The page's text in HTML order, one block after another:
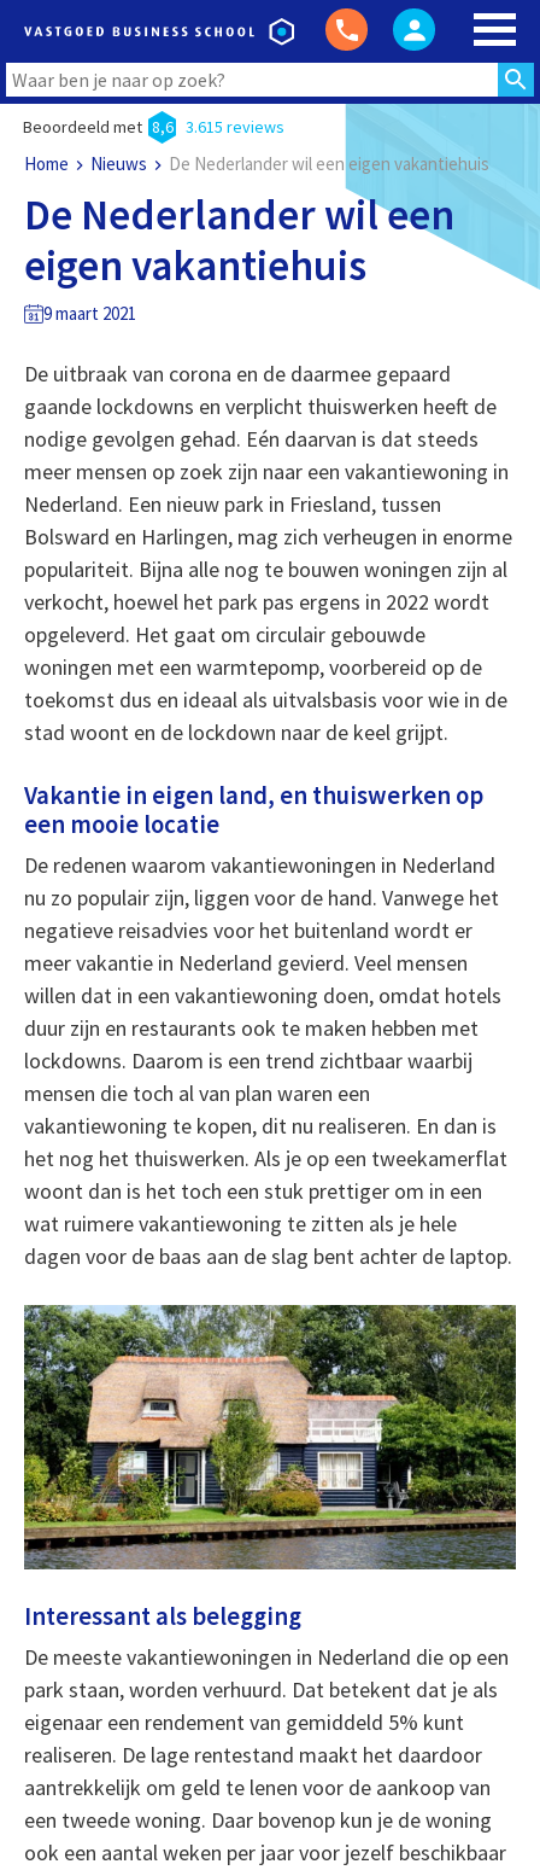
Beoordeeld met 8,6 3.615 reviews
Home Nieuws De Nederlander wil een eigen vakantiehuis
De Nederlander wil een
eigen vakantiehuis
9 maart 2021
De uitbraak van corona en de daarmee gepaard
gaande lockdowns en verplicht thuiswerken heeft de
nodige gevolgen gehad. Eén daarvan is dat steeds
meer mensen op zoek zijn naar een vakantiewoning in
Nederland. Een nieuw park in Friesland, tussen
Bolsward en Harlingen, mag zich verheugen in enorme
populariteit. Bijna alle nog te bouwen woningen zijn al
verkocht, hoewel het park pas ergens in 2022 wordt
opgeleverd. Het gaat om circulair gebouwde
woningen met een warmtepomp, voorbereid op de
toekomst dus en ideaal als uitvalsbasis voor wie in de
stad woont en de lockdown naar de keel grijpt.
Vakantie in eigen land, en thuiswerken op
een mooie locatie
De redenen waarom vakantiewoningen in Nederland
nu zo populair zijn, liggen voor de hand. Vanwege het
negatieve reisadvies voor het buitenland wordt er
meer vakantie in Nederland gevierd. Veel mensen
willen dat in een vakantiewoning doen, omdat hotels
duur zijn en restaurants ook te maken hebben met
lockdowns. Daarom is een trend zichtbaar waarbij
mensen die toch al van plan waren een
vakantiewoning te kopen, dit nu realiseren. En dan is
het nog het thuiswerken. Als je op een tweekamerflat
woont dan is het toch een stuk prettiger om in een
wat ruimere vakantiewoning te zitten als je hele
dagen voor de baas aan de slag bent achter de laptop.
Interessant als belegging
De meeste vakantiewoningen in Nederland die op een
park staan, worden verhuurd. Dat betekent dat je als
eigenaar een rendement van gemiddeld 5% kunt
realiseren. De lage rentestand maakt het daardoor
aantrekkelijk om geld te lenen voor de aankoop van
een tweede woning. Daar bovenop kun je de woning
ook een aantal weken per jaar voor jezelf beschikbaar